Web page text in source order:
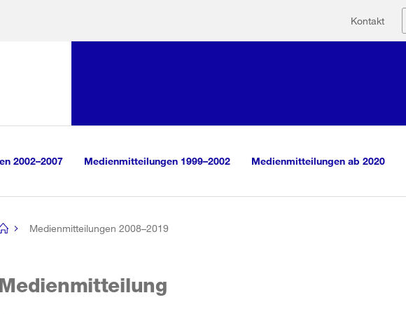
Kontakt
2002–2007 Medienmitteilungen 1999–2002 Medienmitteilungen ab 2020
Medienmitteilungen 2008–2019